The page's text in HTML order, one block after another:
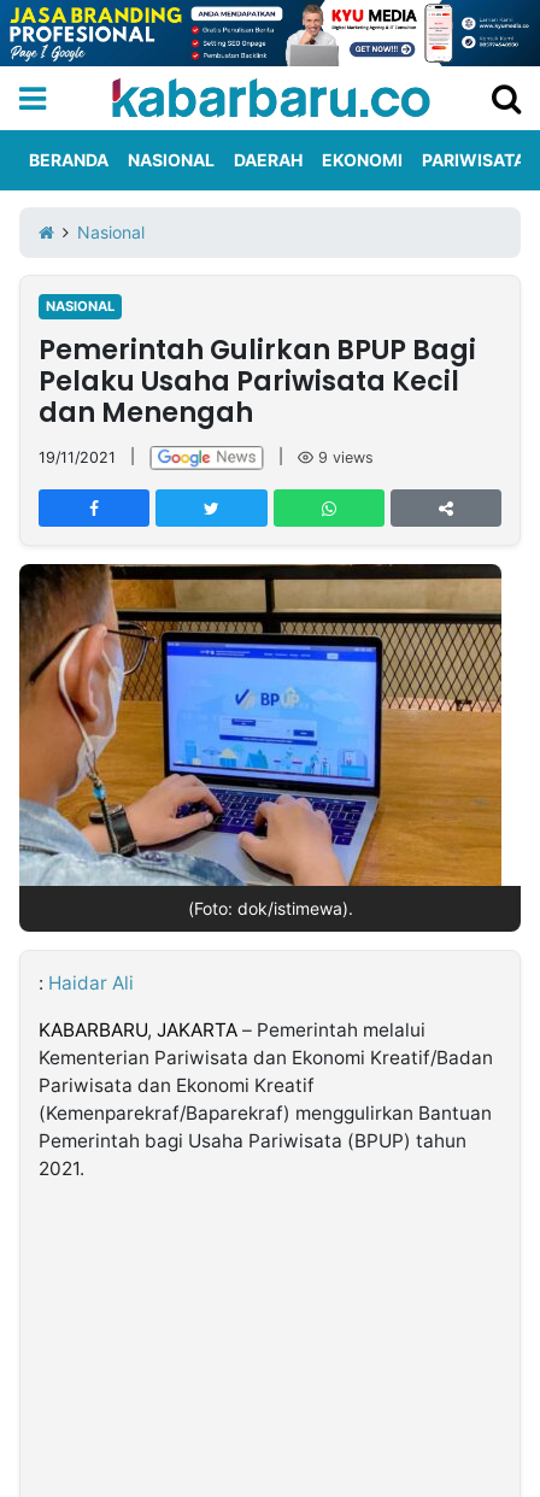
Iklan
Berita
Kami
Nasional
International
Olahraga
Entertainment
Daerah
Pariwisata
Kuliner
Kolom
Network
PT
TREETAN
INDONESIA
Partner
Insight
Suara
Lens
Daily
Jalan
Idealita
Kita
Dinamikapost.com
Radar
Seedbacklink
Follow
Kabarbaru
Kabarbaru.co
BERANDA NASIONAL DAERAH EKONOMI PARIWISATA
Nasional
NASIONAL
Pemerintah Gulirkan BPUP Bagi
Pelaku Usaha Pariwisata Kecil
dan Menengah
19/11/2021 9 views
(Foto: dok/istimewa).
: Haidar Ali
KABARBARU, JAKARTA – Pemerintah melalui
Kementerian Pariwisata dan Ekonomi Kreatif/Badan
Pariwisata dan Ekonomi Kreatif
(Kemenparekraf/Baparekraf) menggulirkan Bantuan
Pemerintah bagi Usaha Pariwisata (BPUP) tahun
2021.